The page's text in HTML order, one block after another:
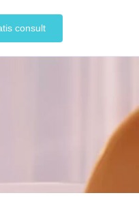
consult